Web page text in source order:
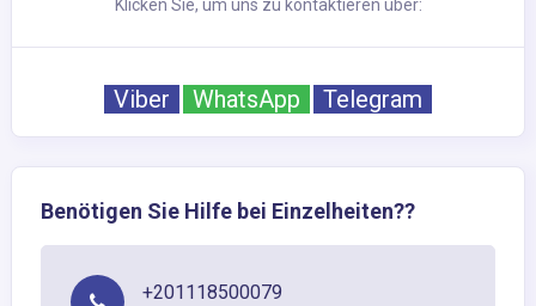
Klicken Sie, um uns zu kontaktieren über:
Viber WhatsApp Telegram
Benötigen Sie Hilfe bei Einzelheiten??
+201118500079